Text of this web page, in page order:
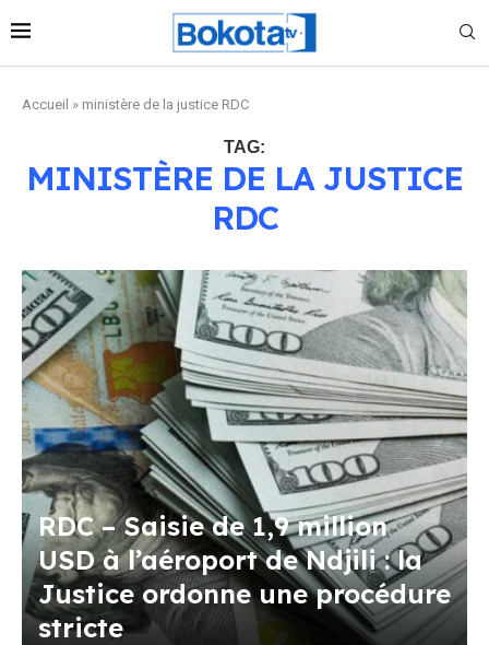
Accueil » ministère de la justice RDC
TAG:
MINISTÈRE DE LA JUSTICE
RDC
RDC – Saisie de 1,9 million
USD à l’aéroport de Ndjili : la
Justice ordonne une procédure
stricte